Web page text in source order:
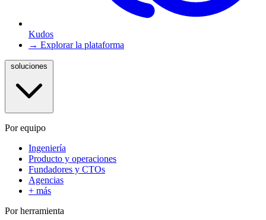
Kudos
→ Explorar la plataforma
Por equipo
Ingeniería
Producto y operaciones
Fundadores y CTOs
Agencias
+ más
Por herramienta